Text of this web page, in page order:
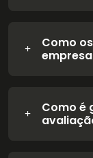
Como
Como é